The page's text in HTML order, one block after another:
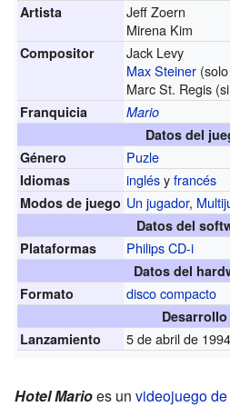
Artista
Jeff Zoern
Mirena Kim
Compositor
Jack Levy
Max Steiner
Marc St. Regis
Franquicia
Mario
Datos del
Género
Puzle
Idiomas inglésyfrancés
Modos de juego Un jugador,
Datos del
Plataformas
Philips CD-i
Datos del
Formato
disco compacto
Desarrollo
Lanzamiento
5 de abril de 1994
Hotel Marioes un videojuego